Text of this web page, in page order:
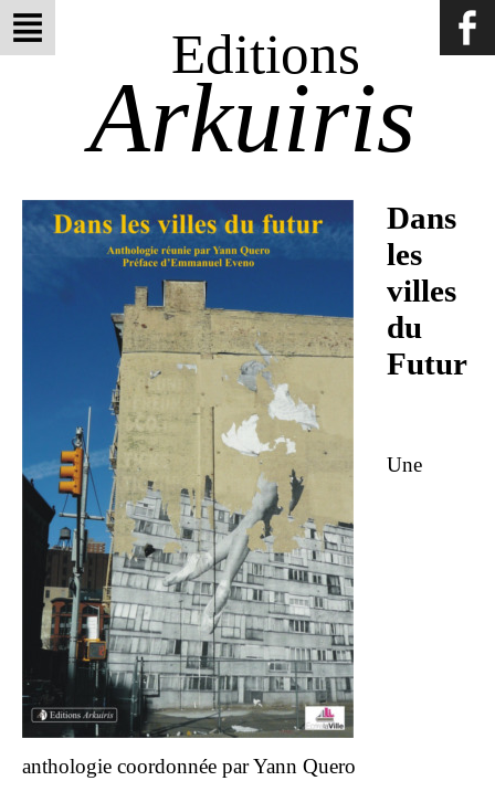
Editions
Arkuiris
Dans
les
villes
du
Futur
Une
anthologie coordonnée par Yann Quero